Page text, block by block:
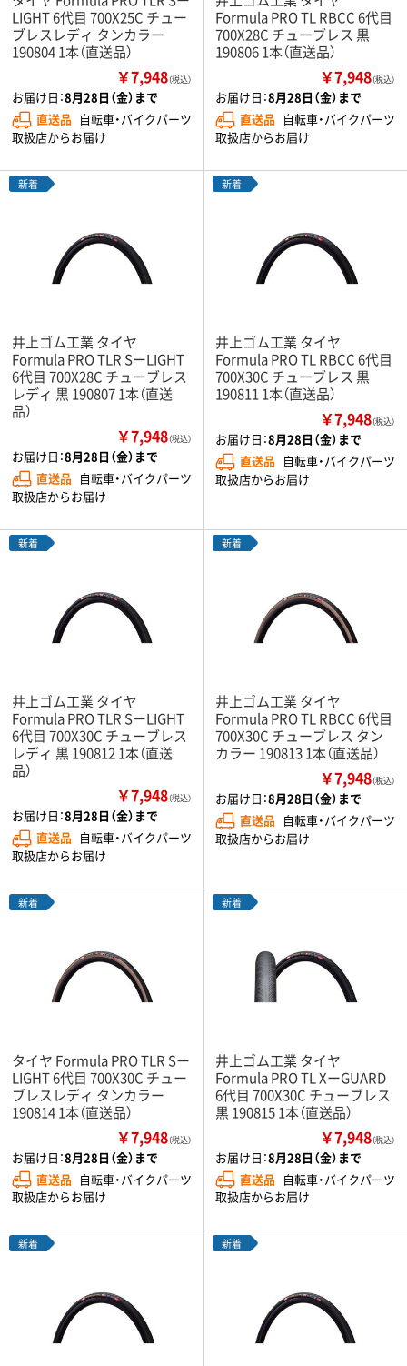
LIGHT 6代目 700X25C チュー
ブレスレディ タンカラー
190804 1本（直送品）
￥7,948（税込）
お届け日：8月28日（金）まで
直送品 自転車・バイクパーツ
取扱店からお届け
Formula PRO TL RBCC 6代目
700X28C チューブレス 黒
190806 1本（直送品）
￥7,948（税込）
お届け日：8月28日（金）まで
直送品 自転車・バイクパーツ
取扱店からお届け
新着
井上ゴム工業 タイヤ
Formula PRO TLR SーLIGHT
6代目 700X28C チューブレス
レディ 黒 190807 1本（直送
品）
￥7,948（税込）
お届け日：8月28日（金）まで
直送品 自転車・バイクパーツ
取扱店からお届け
新着
井上ゴム工業 タイヤ
Formula PRO TL RBCC 6代目
700X30C チューブレス 黒
190811 1本（直送品）
￥7,948（税込）
お届け日：8月28日（金）まで
直送品 自転車・バイクパーツ
取扱店からお届け
新着
井上ゴム工業 タイヤ
Formula PRO TLR SーLIGHT
6代目 700X30C チューブレス
レディ 黒 190812 1本（直送
品）
￥7,948（税込）
お届け日：8月28日（金）まで
直送品 自転車・バイクパーツ
取扱店からお届け
新着
井上ゴム工業 タイヤ
Formula PRO TL RBCC 6代目
700X30C チューブレス タン
カラー 190813 1本（直送品）
￥7,948（税込）
お届け日：8月28日（金）まで
直送品 自転車・バイクパーツ
取扱店からお届け
新着
タイヤ Formula PRO TLR Sー
LIGHT 6代目 700X30C チュー
ブレスレディ タンカラー
190814 1本（直送品）
￥7,948（税込）
お届け日：8月28日（金）まで
直送品 自転車・バイクパーツ
取扱店からお届け
新着
井上ゴム工業 タイヤ
Formula PRO TL XーGUARD
6代目 700X30C チューブレス
黒 190815 1本（直送品）
￥7,948（税込）
お届け日：8月28日（金）まで
直送品 自転車・バイクパーツ
取扱店からお届け
新着 新着